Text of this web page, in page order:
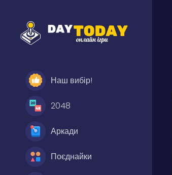
Наш вибір!
2048
Аркади
Поєднайки